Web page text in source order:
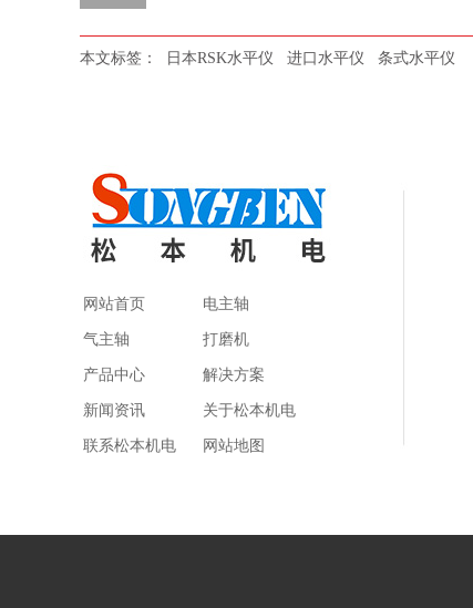
本文标签： 日本RSK水平仪 进口水平仪 条式水平仪
网站首页 电主轴
气主轴 打磨机
产品中心 解决方案
新闻资讯 关于松本机电
联系松本机电 网站地图